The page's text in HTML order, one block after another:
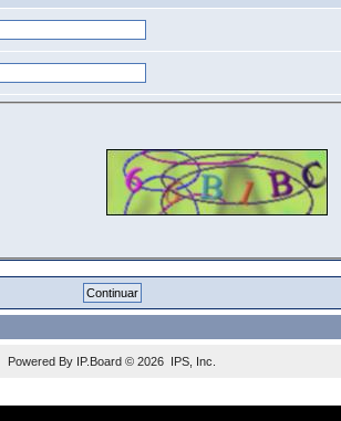
Powered By IP.Board © 2026 IPS, Inc